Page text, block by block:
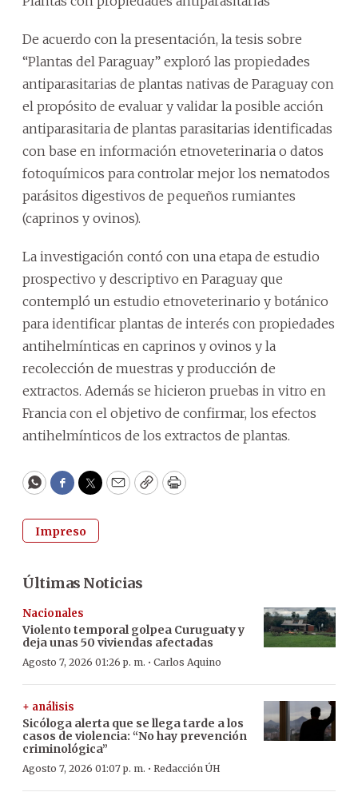
De acuerdo con la presentación, la tesis sobre
“Plantas del Paraguay” exploró las propiedades
antiparasitarias de plantas nativas de Paraguay con
el propósito de evaluar y validar la posible acción
antiparasitaria de plantas parasitarias identificadas
con base en información etnoveterinaria o datos
fotoquímicos para controlar mejor los nematodos
parásitos digestivos de pequeños rumiantes
(caprinos y ovinos).
La investigación contó con una etapa de estudio
prospectivo y descriptivo en Paraguay que
contempló un estudio etnoveterinario y botánico
para identificar plantas de interés con propiedades
antihelmínticas en caprinos y ovinos y la
recolección de muestras y producción de
extractos. Además se hicieron pruebas in vitro en
Francia con el objetivo de confirmar, los efectos
antihelmínticos de los extractos de plantas.
WhatsApp
Facebook
Twitter
EmailCopyPrint
Impreso
Últimas Noticias
Nacionales
Violento temporal golpea Curuguaty y
deja unas 50 viviendas afectadas
Agosto 7, 2026 01:26 p. m. · Carlos Aquino
+ análisis
Sicóloga alerta que se llega tarde a los
casos de violencia: “No hay prevención
criminológica”
Agosto 7, 2026 01:07 p. m. · Redacción ÚH